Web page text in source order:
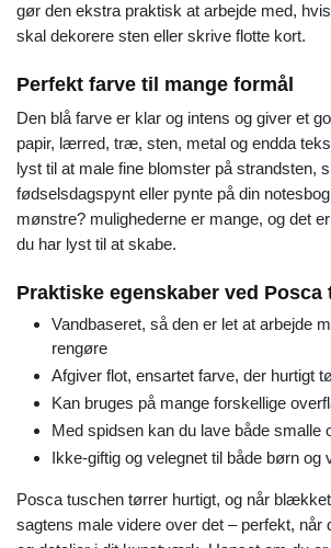
gør den ekstra praktisk at arbejde med,
skal dekorere sten eller skrive flotte kort.
Perfekt farve til mange formål
Den blå farve er klar og intens og giver et
papir, lærred, træ, sten, metal og endda
lyst til at male fine blomster på strandsten,
fødselsdagspynt eller pynte på din
mønstre? mulighederne er mange, og det
du har lyst til at skabe.
Praktiske egenskaber ved Posca
Vandbaseret, så den er let at arbejde
rengøre
Afgiver flot, ensartet farve, der hurtigt
Kan bruges på mange forskellige
Med spidsen kan du lave både smalle
Ikke-giftig og velegnet til både børn og
Posca tuschen tørrer hurtigt, og når
sagtens male videre over det – perfekt, når